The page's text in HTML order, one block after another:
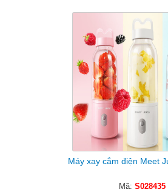
Máy xay cắm điện Meet
Mã: S028435